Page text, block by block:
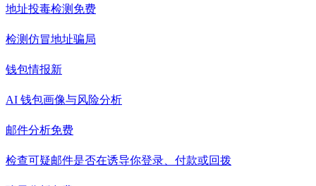
地址投毒检测 免费
检测仿冒地址骗局
钱包情报新
AI 钱包画像与风险分析
邮件分析免费
检查可疑邮件是否在诱导你登录、付款或回拨